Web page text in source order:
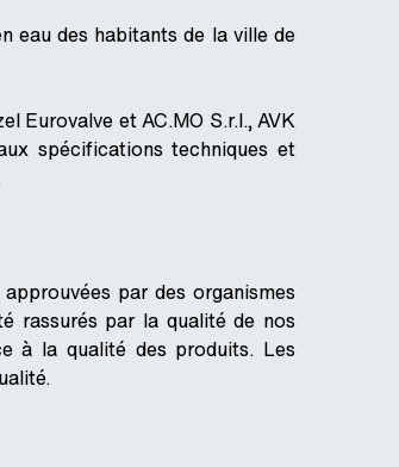
eau des habitants de la ville de
Eurovalve et AC.MO S.r.l., AVK
spécifications techniques et
par des organismes
rassurés par la qualité de nos
à la qualité des produits. Les